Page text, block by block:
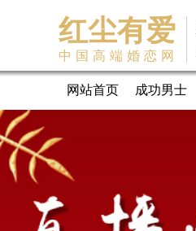
红尘有爱
中国高端婚恋网
网站首页 成功男士